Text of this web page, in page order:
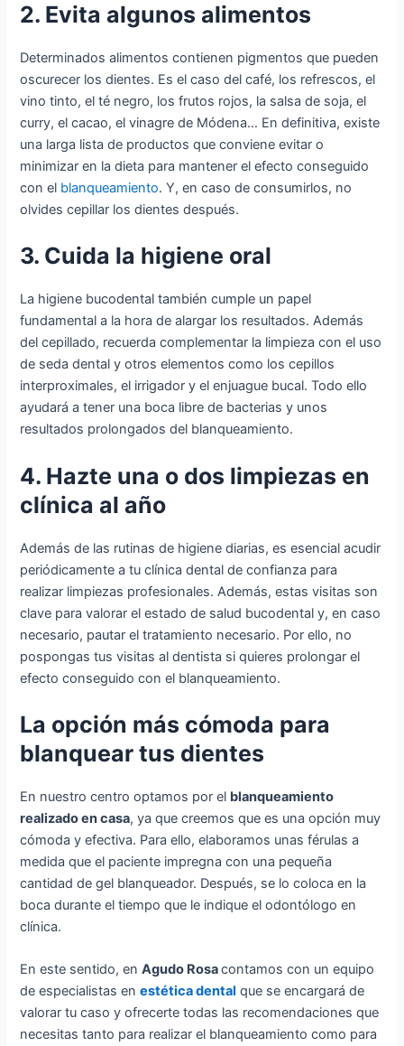
2. Evita algunos alimentos
Determinados alimentos contienen pigmentos que pueden
oscurecer los dientes. Es el caso del café, los refrescos, el
vino tinto, el té negro, los frutos rojos, la salsa de soja, el
curry, el cacao, el vinagre de Módena… En definitiva, existe
una larga lista de productos que conviene evitar o
minimizar en la dieta para mantener el efecto conseguido
con el blanqueamiento. Y, en caso de consumirlos, no
olvides cepillar los dientes después.
3. Cuida la higiene oral
La higiene bucodental también cumple un papel
fundamental a la hora de alargar los resultados. Además
del cepillado, recuerda complementar la limpieza con el uso
de seda dental y otros elementos como los cepillos
interproximales, el irrigador y el enjuague bucal. Todo ello
ayudará a tener una boca libre de bacterias y unos
resultados prolongados del blanqueamiento.
4. Hazte una o dos limpiezas en
clínica al año
Además de las rutinas de higiene diarias, es esencial acudir
periódicamente a tu clínica dental de confianza para
realizar limpiezas profesionales. Además, estas visitas son
clave para valorar el estado de salud bucodental y, en caso
necesario, pautar el tratamiento necesario. Por ello, no
pospongas tus visitas al dentista si quieres prolongar el
efecto conseguido con el blanqueamiento.
La opción más cómoda para
blanquear tus dientes
En nuestro centro optamos por el blanqueamiento
realizado en casa, ya que creemos que es una opción muy
cómoda y efectiva. Para ello, elaboramos unas férulas a
medida que el paciente impregna con una pequeña
cantidad de gel blanqueador. Después, se lo coloca en la
boca durante el tiempo que le indique el odontólogo en
clínica.
En este sentido, enAgudo Rosacontamos con un equipo
de especialistas enestética dental que se encargará de
valorar tu caso y ofrecerte todas las recomendaciones que
necesitas tanto para realizar el blanqueamiento como para